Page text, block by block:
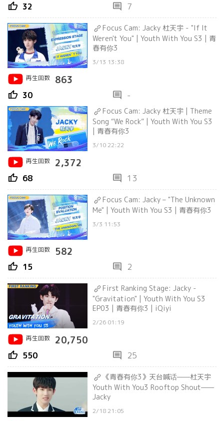
thumb_up 32 comment 7
Focus Cam: Jacky 杜天宇 - "If It
Weren't You" | Youth With You S3 | 青
春有你3
3/13 13:38
再生回数
863
thumb_up 30 comment -
Focus Cam: Jacky 杜天宇 | Theme
Song “We Rock” | Youth With You S3
| 青春有你3
3/10 22:22
再生回数
2,372
thumb_up 68 comment 13
Focus Cam: Jacky – "The Unknown
Me" | Youth With You S3 | 青春有你3
3/3 11:53
再生回数 582
thumb_up 15 comment 2
First Ranking Stage: Jacky -
"Gravitation" | Youth With You S3
EP03 | 青春有你3 | iQiyi
2/26 01:19
再生回数
20,750
thumb_up 550 comment 25
《青春有你3》天台喊话——杜天宇
Youth With You3 Rooftop Shout——
Jacky
2/18 21:05